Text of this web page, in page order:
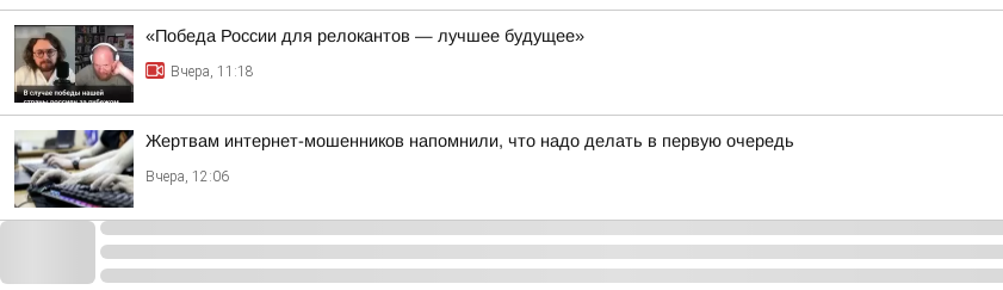
«Победа России для релокантов — лучшее будущее»
Вчера, 11:18
Жертвам интернет-мошенников напомнили, что надо делать в первую очередь
Вчера, 12:06